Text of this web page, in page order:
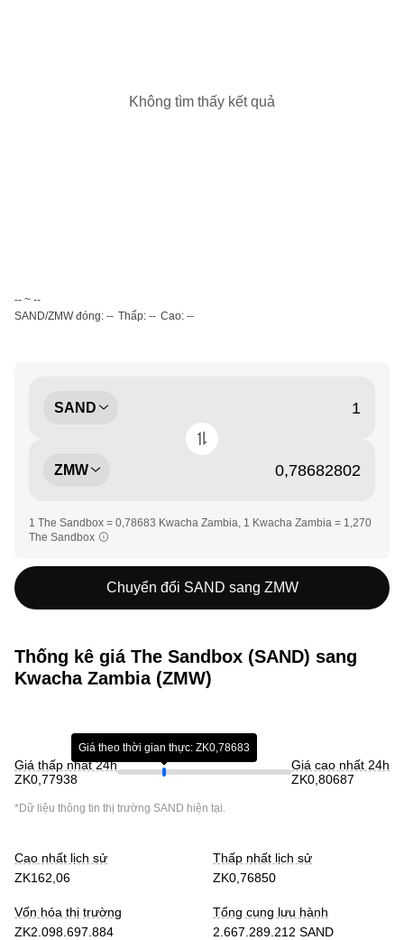
Không tìm thấy kết quả
-- ~ --
SAND/ZMW đóng: -- Thấp: -- Cao: --
SAND
ZMW
1 The Sandbox = 0,78683 Kwacha Zambia, 1 Kwacha Zambia = 1,270
The Sandbox
Chuyển đổi SAND sang ZMW
Thống kê giá The Sandbox (SAND) sang
Kwacha Zambia (ZMW)
Giá thấp nhất 24h
ZK0,77938
Giá theo thời gian thực: ZK0,78683
Giá cao nhất 24h
ZK0,80687
*Dữ liệu thông tin thị trường SAND hiện tại.
Cao nhất lịch sử
ZK162,06
Thấp nhất lịch sử
ZK0,76850
Vốn hóa thị trường
ZK2.098.697.884
Tổng cung lưu hành
2.667.289.212 SAND